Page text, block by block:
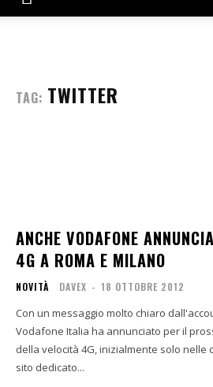
TAG: TWITTER
ANCHE VODAFONE
4G A ROMA E MILANO
NOVITÀ DAVEX - 18 OTTOBRE 2012
Con un messaggio molto chiaro
Vodafone Italia ha annunciato per il
della velocità 4G, inizialmente solo nelle
sito dedicato...